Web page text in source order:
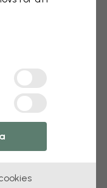
motiv som helst